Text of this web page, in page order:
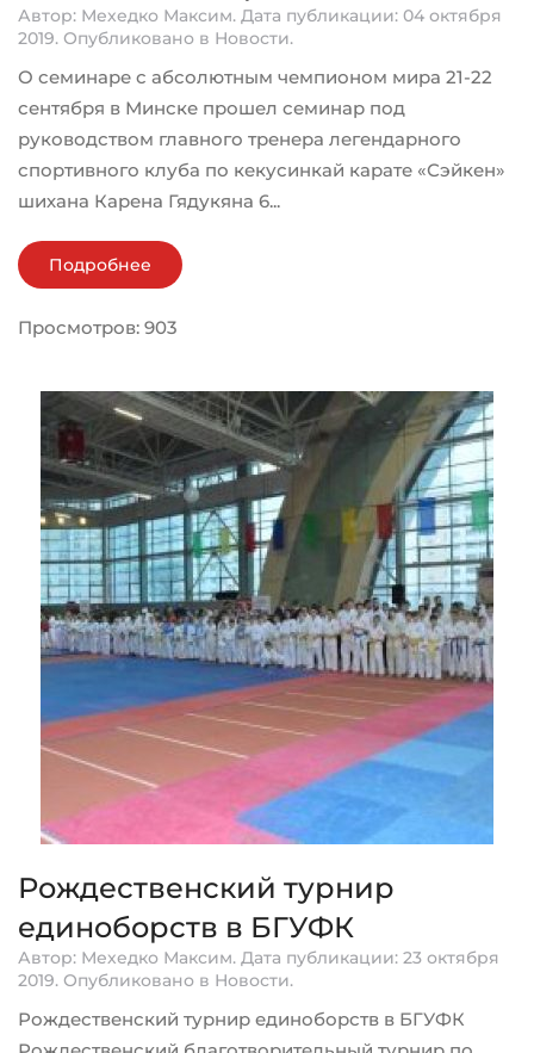
Автор: Мехедко Максим. Дата публикации: 04 октября
2019. Опубликовано в Новости.
О семинаре с абсолютным чемпионом мира 21-22
сентября в Минске прошел семинар под
руководством главного тренера легендарного
спортивного клуба по кекусинкай карате «Сэйкен»
шихана Карена Гядукяна 6...
Подробнее
Просмотров: 903
Рождественский турнир
единоборств в БГУФК
Автор: Мехедко Максим. Дата публикации: 23 октября
2019. Опубликовано в Новости.
Рождественский турнир единоборств в БГУФК